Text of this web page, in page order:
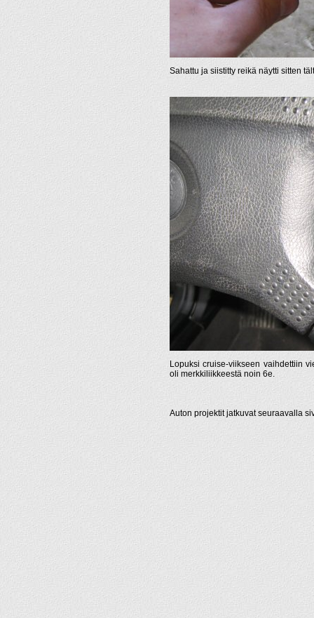
Sahattu ja siistitty reikä näytti sitten
Lopuksi cruise-viikseen vaihdettiin
oli merkkiliikkeestä noin 6e.
Auton projektit jatkuvat seuraavalla